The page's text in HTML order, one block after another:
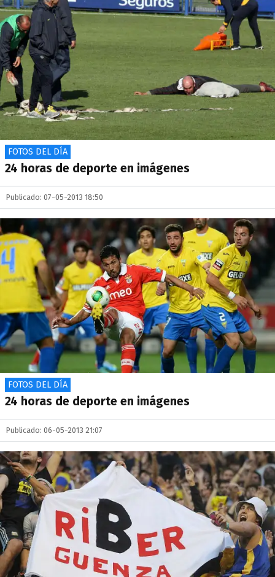
FOTOS DEL DÍA
24 horas de deporte en imágenes
Publicado: 07-05-2013 18:50
FOTOS DEL DÍA
24 horas de deporte en imágenes
Publicado: 06-05-2013 21:07